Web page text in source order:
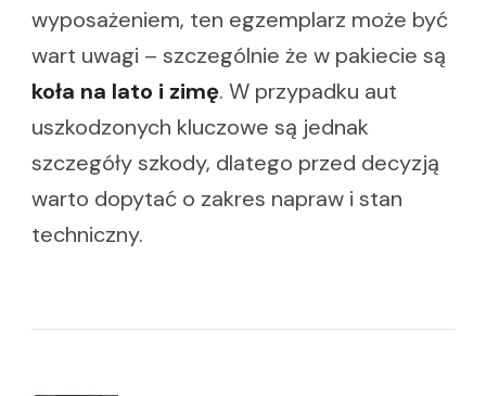
wyposażeniem, ten egzemplarz może być
wart uwagi – szczególnie że w pakiecie są
koła na lato i zimę. W przypadku aut
uszkodzonych kluczowe są jednak
szczegóły szkody, dlatego przed decyzją
warto dopytać o zakres napraw i stan
techniczny.